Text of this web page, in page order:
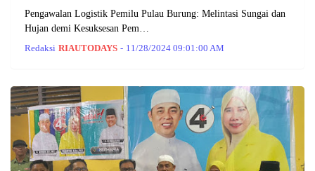
Pengawalan Logistik Pemilu Pulau Burung: Melintasi Sungai dan
Hujan demi Kesuksesan Pem…
Redaksi RIAUTODAYS - 11/28/2024 09:01:00 AM